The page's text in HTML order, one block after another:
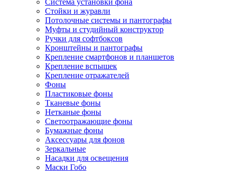
Система установки фона
Стойки и журавли
Потолочные системы и пантографы
Муфты и студийный конструктор
Ручки для софтбоксов
Кронштейны и пантографы
Крепление смартфонов и планшетов
Крепление вспышек
Крепление отражателей
Фоны
Пластиковые фоны
Тканевые фоны
Нетканые фоны
Светоотражающие фоны
Бумажные фоны
Аксессуары для фонов
Зеркальные
Насадки для освещения
Маски Гобо